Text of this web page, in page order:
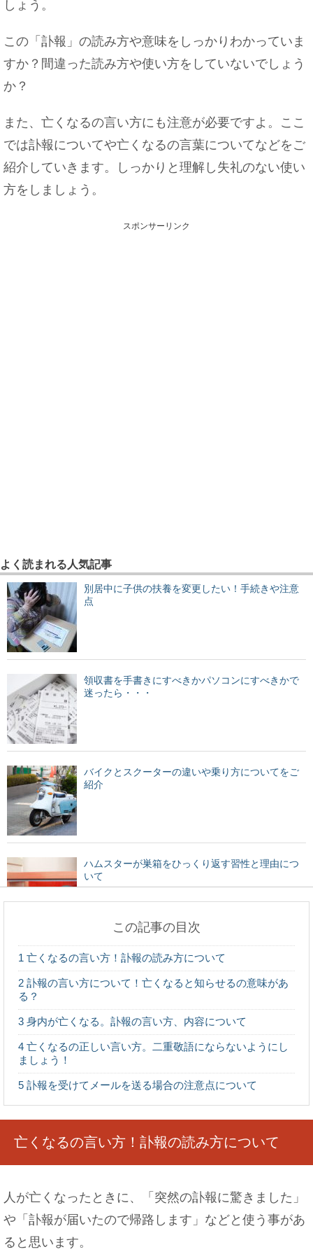
しょう。
この「訃報」の読み方や意味をしっかりわかっていま
すか？間違った読み方や使い方をしていないでしょう
か？
また、亡くなるの言い方にも注意が必要ですよ。ここ
では訃報についてや亡くなるの言葉についてなどをご
紹介していきます。しっかりと理解し失礼のない使い
方をしましょう。
スポンサーリンク
よく読まれる人気記事
別居中に子供の扶養を変更したい！手続きや注意
点
領収書を手書きにすべきかパソコンにすべきかで
迷ったら・・・
バイクとスクーターの違いや乗り方についてをご
紹介
ハムスターが巣箱をひっくり返す習性と理由につ
いて
マニキュアの落とし方！皮膚にはみ出たものはこ
コオロギの飼育・繁殖方法！繁殖の手順と育て
中卒でも結婚できる？女性の学歴と結婚の関係に
ついて
水泳で筋肉痛・・・クロールで脇が痛くなる場合
この記事の目次
1 亡くなるの言い方！訃報の読み方について
2 訃報の言い方について！亡くなると知らせるの意味があ
る？
3 身内が亡くなる。訃報の言い方、内容について
4 亡くなるの正しい言い方。二重敬語にならないようにし
ましょう！
5 訃報を受けてメールを送る場合の注意点について
亡くなるの言い方！訃報の読み方について
人が亡くなったときに、「突然の訃報に驚きました」
や「訃報が届いたので帰路します」などと使う事があ
ると思います。